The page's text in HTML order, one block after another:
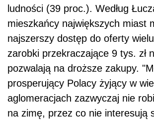
ludności (39 proc.). Według
mieszkańcy największych miast
najszerszy dostęp do oferty
zarobki przekraczające 9 tys. zł
pozwalają na droższe zakupy.
prosperujący Polacy żyjący w
aglomeracjach zazwyczaj nie
na zimę, przez co nie interesują